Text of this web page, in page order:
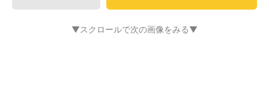
▼スクロールで次の画像をみる▼